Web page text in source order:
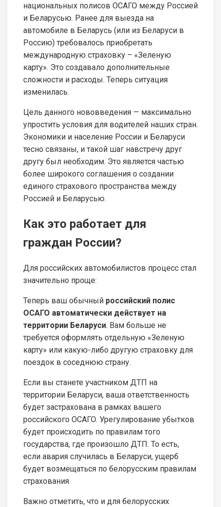
национальных полисов ОСАГО между Россией
и Беларусью. Ранее для выезда на
автомобиле в Беларусь (или из Беларуси в
Россию) требовалось приобретать
международную страховку – «Зеленую
карту». Это создавало дополнительные
сложности и расходы. Теперь ситуация
изменилась.
Цель данного нововведения — максимально
упростить условия для водителей наших стран.
Экономики и население России и Беларуси
тесно связаны, и такой шаг навстречу друг
другу был необходим. Это является частью
более широкого соглашения о создании
единого страхового пространства между
Россией и Беларусью.
Как это работает для
граждан России?
Для российских автомобилистов процесс стал
значительно проще:
Теперь ваш обычный российский полис
ОСАГО автоматически действует на
территории Беларуси. Вам больше не
требуется оформлять отдельную «Зеленую
карту» или какую-либо другую страховку для
поездок в соседнюю страну.
Если вы станете участником ДТП на
территории Беларуси, ваша ответственность
будет застрахована в рамках вашего
российского ОСАГО. Урегулирование убытков
будет происходить по правилам того
государства, где произошло ДТП. То есть,
если авария случилась в Беларуси, ущерб
будет возмещаться по белорусским правилам
страхования.
Важно отметить, что и для белорусских